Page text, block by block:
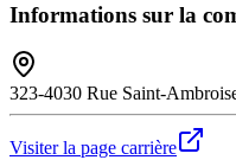
Informations sur la
323-4030 Rue Saint-
Visiter la page carrière